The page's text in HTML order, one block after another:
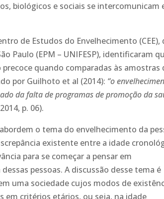
biológicos e sociais se intercomunicam
de Estudos do Envelhecimento (CEE),
Paulo (EPM – UNIFESP), identificaram
quando comparadas às amostras
por Guilhoto et al (2014): “o
da falta de programas de promoção da
p. 06).
o tema do envelhecimento da
existente entre a idade
para se começar a pensar em
pessoas. A discussão desse tema é
uma sociedade cujos modos de
em critérios etários, ou seja, na idade